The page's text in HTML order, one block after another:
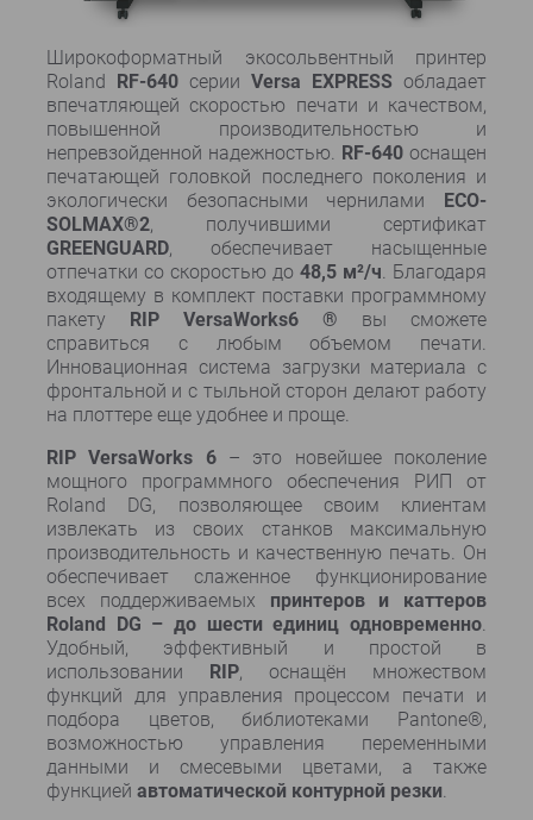
Широкоформатный экосольвентный принтер
Roland RF-640серииVersa EXPRESS обладает
впечатляющей скоростью печати и качеством,
повышенной производительностью и
непревзойденной надежностью. RF-640 оснащен
печатающей головкой последнего поколения и
экологически безопасными чернилами ECO-
SOLMAX®2, получившими сертификат
GREENGUARD, обеспечивает насыщенные
отпечатки со скоростью до48,5 м²/ч. Благодаря
входящему в комплект поставки программному
пакету RIP VersaWorks6 ® вы сможете
справиться с любым объемом печати.
Инновационная система загрузки материала с
фронтальной и с тыльной сторон делают работу
на плоттере еще удобнее и проще.
RIPVersaWorks 6– это новейшее поколение
мощного программного обеспечения РИП от
Roland DG, позволяющее своим клиентам
извлекать из своих станков максимальную
производительность и качественную печать. Он
обеспечивает слаженное функционирование
всех поддерживаемых принтеров и каттеров
Roland DG – до шести единиц одновременно.
Удобный, эффективный и простой в
использовании RIP, оснащён множеством
функций для управления процессом печати и
подбора цветов, библиотеками Pantone®,
возможностью управления переменными
данными и смесевыми цветами, а также
функцией автоматической контурной резки.